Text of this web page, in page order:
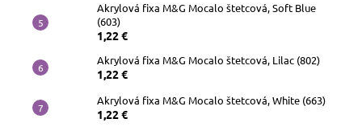
Akrylová fixa M&G Mocalo štetcová, Soft Blue
(603)
1,22 €
Akrylová fixa M&G Mocalo štetcová, Lilac (802)
1,22 €
Akrylová fixa M&G Mocalo štetcová, White (663)
1,22 €